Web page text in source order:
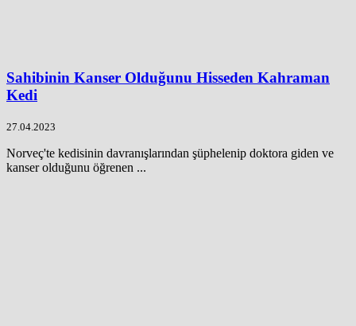
Sahibinin Kanser Olduğunu Hisseden Kahraman
Kedi
27.04.2023
Norveç'te kedisinin davranışlarından şüphelenip doktora giden ve
kanser olduğunu öğrenen ...